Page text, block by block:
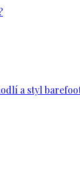
a styl